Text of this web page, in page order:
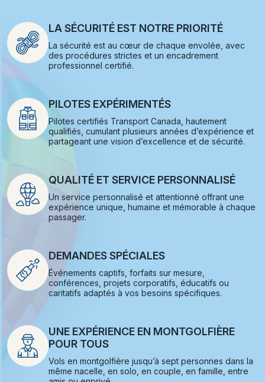
LA SÉCURITÉ EST NOTRE PRIORITÉ
La sécurité est au cœur de chaque envolée, avec
des procédures strictes et un encadrement
professionnel certifié.
PILOTES EXPÉRIMENTÉS
Pilotes certifiés Transport Canada, hautement
qualifiés, cumulant plusieurs années d’expérience et
partageant une vision d’excellence et de sécurité.
QUALITÉ ET SERVICE PERSONNALISÉ
Un service personnalisé et attentionné offrant une
expérience unique, humaine et mémorable à chaque
passager.
DEMANDES SPÉCIALES
Événements captifs, forfaits sur mesure,
conférences, projets corporatifs, éducatifs ou
caritatifs adaptés à vos besoins spécifiques.
UNE EXPÉRIENCE EN MONTGOLFIÈRE
POUR TOUS
Vols en montgolfière jusqu’à sept personnes dans la
même nacelle, en solo, en couple, en famille, entre